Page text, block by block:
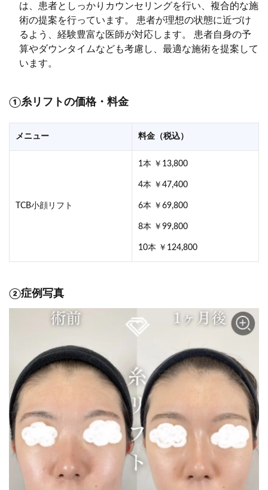
は、患者としっかりカウンセリングを行い、複合的な施
術の提案を行っています。 患者が理想の状態に近づけ
るよう、経験豊富な医師が対応します。 患者自身の予
算やダウンタイムなども考慮し、最適な施術を提案して
います。
①糸リフトの価格・料金
メニュー 料金（税込）
TCB小顔リフト
1本 ￥13,800
4本 ￥47,400
6本 ￥69,800
8本 ￥99,800
10本 ￥124,800
②症例写真